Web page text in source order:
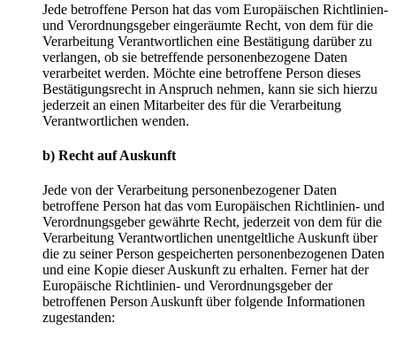
Jede betroffene Person hat das vom Europäischen Richtlinien-
und Verordnungsgeber eingeräumte Recht, von dem für die
Verarbeitung Verantwortlichen eine Bestätigung darüber zu
verlangen, ob sie betreffende personenbezogene Daten
verarbeitet werden. Möchte eine betroffene Person dieses
Bestätigungsrecht in Anspruch nehmen, kann sie sich hierzu
jederzeit an einen Mitarbeiter des für die Verarbeitung
Verantwortlichen wenden.
b) Recht auf Auskunft
Jede von der Verarbeitung personenbezogener Daten
betroffene Person hat das vom Europäischen Richtlinien- und
Verordnungsgeber gewährte Recht, jederzeit von dem für die
Verarbeitung Verantwortlichen unentgeltliche Auskunft über
die zu seiner Person gespeicherten personenbezogenen Daten
und eine Kopie dieser Auskunft zu erhalten. Ferner hat der
Europäische Richtlinien- und Verordnungsgeber der
betroffenen Person Auskunft über folgende Informationen
zugestanden: